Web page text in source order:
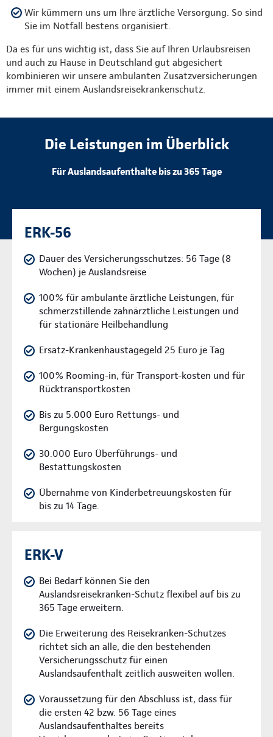
Wir kümmern uns um Ihre ärztliche Versorgung. So sind
Sie im Notfall bestens organisiert.
Da es für uns wichtig ist, dass Sie auf Ihren Urlaubsreisen
und auch zu Hause in Deutschland gut abgesichert
kombinieren wir unsere ambulanten Zusatzversicherungen
immer mit einem Auslandsreisekrankenschutz.
Die Leistungen im Überblick
Für Auslandsaufenthalte bis zu 365 Tage
ERK-56
Dauer des Versicherungsschutzes: 56 Tage (8
Wochen) je Auslandsreise
100% für ambulante ärztliche Leistungen, für
schmerzstillende zahnärztliche Leistungen und
für stationäre Heilbehandlung
Ersatz-Krankenhaustagegeld 25 Euro je Tag
100% Rooming-in, für Transport-kosten und für
Rücktransportkosten
Bis zu 5.000 Euro Rettungs- und
Bergungskosten
30.000 Euro Überführungs- und
Bestattungskosten
Übernahme von Kinderbetreuungskosten für
bis zu 14 Tage.
ERK-V
Bei Bedarf können Sie den
Auslandsreisekranken-Schutz flexibel auf bis zu
365 Tage erweitern.
Die Erweiterung des Reisekranken-Schutzes
richtet sich an alle, die den bestehenden
Versicherungsschutz für einen
Auslandsaufenthalt zeitlich ausweiten wollen.
Voraussetzung für den Abschluss ist, dass für
die ersten 42 bzw. 56 Tage eines
Auslandsaufenthaltes bereits